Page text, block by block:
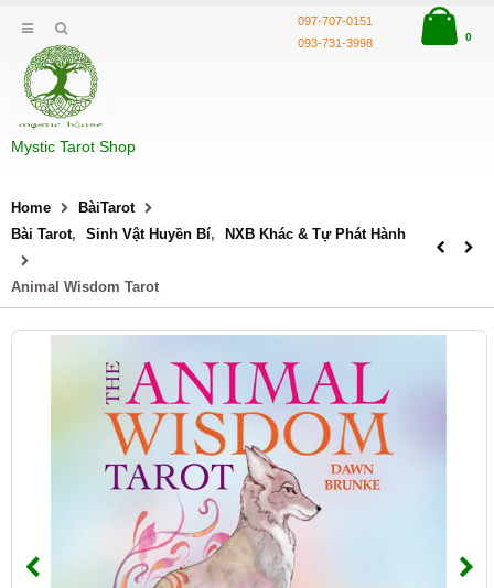
Mystic Tarot Shop
097-707-0151
093-731-3998
0
Home
BàiTarot
Bài Tarot, Sinh Vật Huyền Bí, NXB Khác & Tự Phát Hành
Animal Wisdom Tarot